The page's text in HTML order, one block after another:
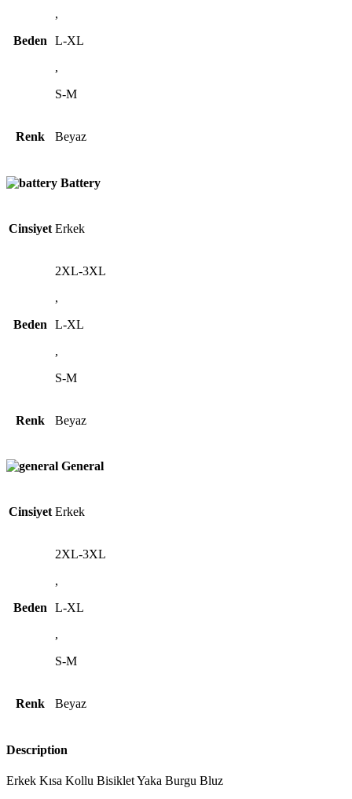
Beden
,
L-XL
,
S-M
Renk Beyaz
Battery
Cinsiyet Erkek
Beden
2XL-3XL
,
L-XL
,
S-M
Renk Beyaz
General
Cinsiyet Erkek
Beden
2XL-3XL
,
L-XL
,
S-M
Renk Beyaz
Description
Erkek Kısa Kollu Bisiklet Yaka Burgu Bluz